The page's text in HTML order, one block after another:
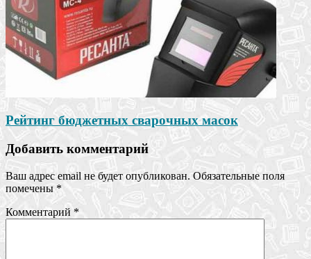
Рейтинг бюджетных сварочных масок
Добавить комментарий
Ваш адрес email не будет опубликован. Обязательные поля
помечены*
Комментарий *